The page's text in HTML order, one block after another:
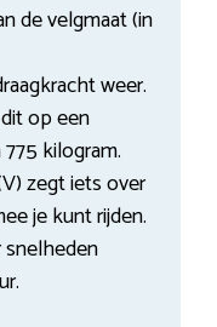
de velgmaat (in
weer.
op een
kilogram.
zegt iets over
je kunt rijden.